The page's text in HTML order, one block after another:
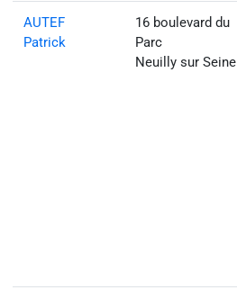
AUTEF
Patrick
16 boulevard du
Parc
Neuilly sur Seine